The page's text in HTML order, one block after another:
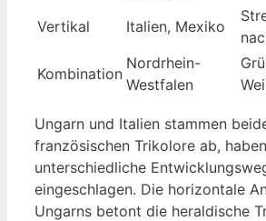
Vertikal Italien, Mexiko
Kombination
Nordrhein-
Westfalen
Ungarn und Italien stammen
französischen Trikolore ab,
unterschiedliche
eingeschlagen. Die horizontale
Ungarns betont die heraldische